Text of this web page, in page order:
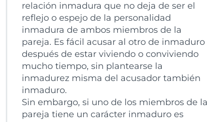
relación inmadura que no deja de ser el
reflejo o espejo de la personalidad
inmadura de ambos miembros de la
pareja. Es fácil acusar al otro de inmaduro
después de estar viviendo o conviviendo
mucho tiempo, sin plantearse la
inmadurez misma del acusador también
inmaduro.
Sin embargo, si uno de los miembros de la
pareja tiene un carácter inmaduro es